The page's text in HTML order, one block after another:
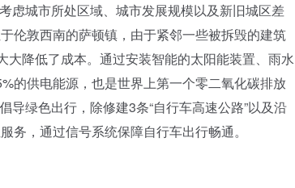
虑城市所处区域、城市发展规模以及新旧城区差
伦敦西南的萨顿镇，由于紧邻一些被拆毁的建筑
大降低了成本。通过安装智能的太阳能装置、雨水
的供电能源，也是世界上第一个零二氧化碳排放
导绿色出行，除修建3条“自行车高速公路”以及沿
，通过信号系统保障自行车出行畅通。